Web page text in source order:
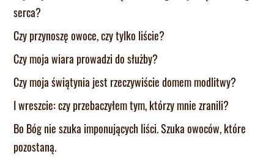
serca?
Czy przynoszę owoce, czy tylko liście?
Czy moja wiara prowadzi do służby?
Czy moja świątynia jest rzeczywiście domem modlitwy?
I wreszcie: czy przebaczyłem tym, którzy mnie zranili?
Bo Bóg nie szuka imponujących liści. Szuka owoców, które
pozostaną.